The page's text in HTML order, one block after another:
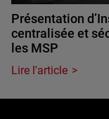
Présentation
centralisée et
les MSP
Lire l'article